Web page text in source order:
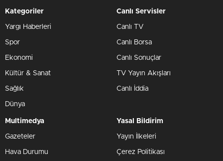
Kategoriler
Yargı Haberleri
Spor
Ekonomi
Kültür & Sanat
Sağlık
Dünya
Canlı Servisler
Canlı TV
Canlı Borsa
Canlı Sonuçlar
TV Yayın Akışları
Canlı İddia
Multimedya
Gazeteler
Hava Durumu
Yasal Bildirim
Yayın İlkeleri
Çerez Politikası